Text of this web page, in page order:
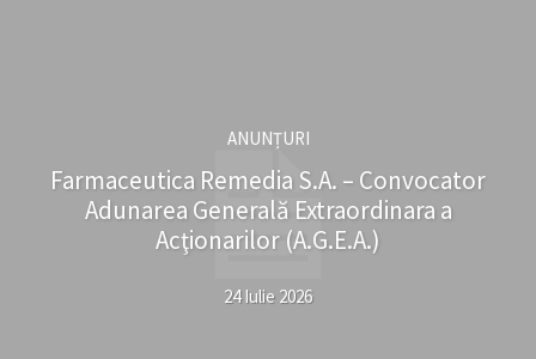
ANUNȚURI
Farmaceutica Remedia S.A. – Convocator
Adunarea Generală Extraordinara a
Acţionarilor (A.G.E.A.)
24 Iulie 2026